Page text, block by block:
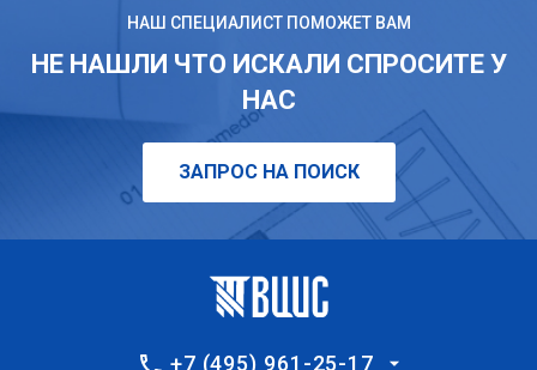
НАШ СПЕЦИАЛИСТ ПОМОЖЕТ ВАМ
НЕ НАШЛИ ЧТО ИСКАЛИ СПРОСИТЕ У
НАС
ЗАПРОС НА ПОИСК
+7 (495) 961-25-17